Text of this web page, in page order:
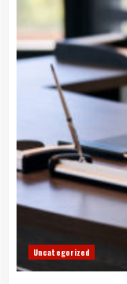
Uncategorized